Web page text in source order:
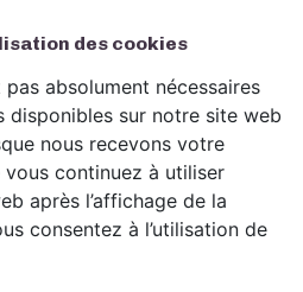
des cookies
absolument nécessaires
disponibles sur notre site web
nous recevons votre
continuez à utiliser
après l’affichage de la
consentez à l’utilisation de